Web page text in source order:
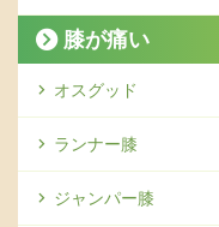
膝が痛い
オスグッド
ランナー膝
ジャンパー膝